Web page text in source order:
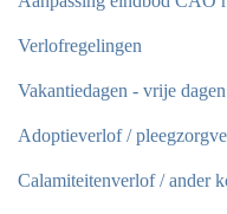
Verlofregelingen
Vakantiedagen - vrije dagen
Adoptieverlof /
Calamiteitenverlof / ander